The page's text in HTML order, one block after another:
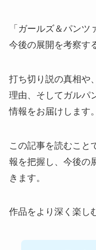
「ガールズ＆パン
今後の展開を考察す
打ち切り説の真相や
理由、そしてガルパ
情報をお届けします。
この記事を読むこと
報を把握し、今後の
きます。
作品をより深く楽し